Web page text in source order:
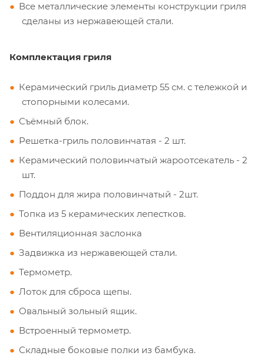
Все металлические элементы конструкции гриля
сделаны из нержавеющей стали.
Комплектация гриля
Керамический гриль диаметр 55 см. с тележкой и
стопорными колесами.
Съёмный блок.
Решетка-гриль половинчатая - 2 шт.
Керамический половинчатый жароотсекатель - 2
шт.
Поддон для жира половинчатый - 2шт.
Топка из 5 керамических лепестков.
Вентиляционная заслонка
Задвижка из нержавеющей стали.
Термометр.
Лоток для сброса щепы.
Овальный зольный ящик.
Встроенный термометр.
Складные боковые полки из бамбука.